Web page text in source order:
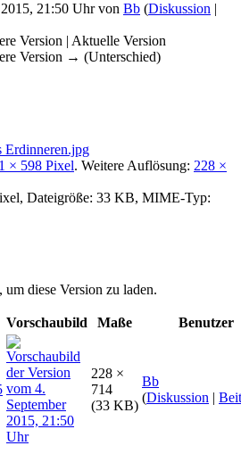
21:50 Uhr von Bb (Diskussion |
Version | Aktuelle Version
Version → (Unterschied)
× 598 Pixel. Weitere Auflösung: 228 ×
Dateigröße: 33 KB, MIME-Typ:
diese Version zu laden.
Vorschaubild Maße Benutzer
228 ×
714
(33 KB)
Bb
(Diskussion |